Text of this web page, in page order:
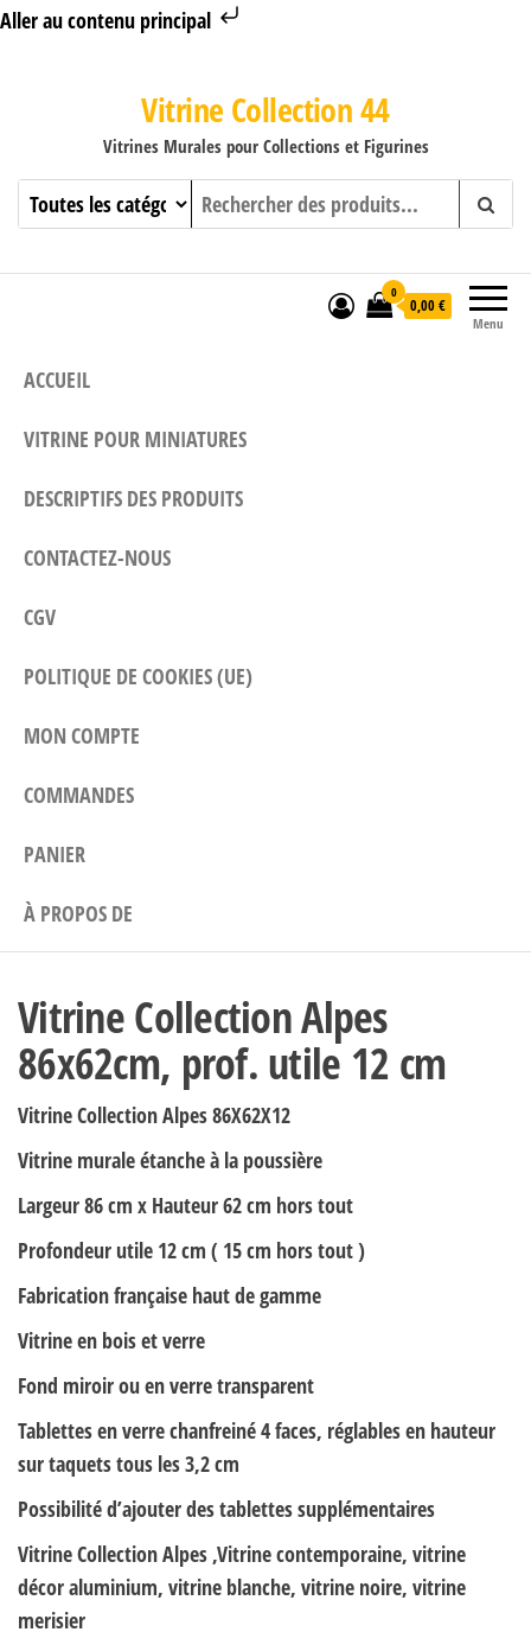
Aller au contenu principal
Vitrine Collection 44
Vitrines Murales pour Collections et Figurines
Menu
0
0,00 €
ACCUEIL
VITRINE POUR MINIATURES
DESCRIPTIFS DES PRODUITS
CONTACTEZ-NOUS
CGV
POLITIQUE DE COOKIES (UE)
MON COMPTE
COMMANDES
PANIER
À PROPOS DE
Vitrine Collection Alpes
86x62cm, prof. utile 12 cm
Vitrine Collection Alpes 86X62X12
Vitrine murale étanche à la poussière
Largeur 86 cm x Hauteur 62 cm hors tout
Profondeur utile 12 cm ( 15 cm hors tout )
Fabrication française haut de gamme
Vitrine en bois et verre
Fond miroir ou en verre transparent
Tablettes en verre chanfreiné 4 faces, réglables en hauteur
sur taquets tous les 3,2 cm
Possibilité d’ajouter des tablettes supplémentaires
Vitrine Collection Alpes ,Vitrine contemporaine, vitrine
décor aluminium, vitrine blanche, vitrine noire, vitrine
merisier